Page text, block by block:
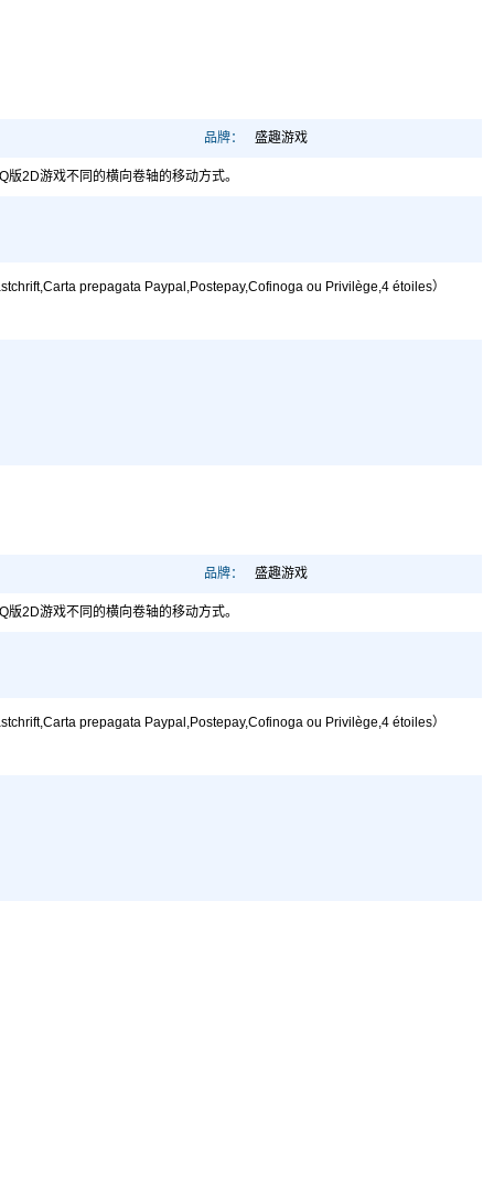
品牌： 盛趣游戏
2D游戏不同的横向卷轴的移动方式。
prepagata Paypal,Postepay,Cofinoga ou Privilège,4 étoiles）
品牌： 盛趣游戏
2D游戏不同的横向卷轴的移动方式。
prepagata Paypal,Postepay,Cofinoga ou Privilège,4 étoiles）